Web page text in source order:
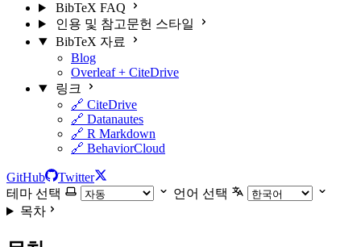
BibTeX FAQ
인용 및 참고문헌 스타일
BibTeX 자료
Blog
Overleaf + CiteDrive
링크
🔗 CiteDrive
🔗 Datanautes
🔗 R Markdown
🔗 BehaviorCloud
GitHub
Twitter
테마 선택
언어 선택
목차